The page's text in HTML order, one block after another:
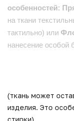
особенностей:
на ткани
тактильно) или
нанесение особой
(ткань может
изделия. Это
стирки)